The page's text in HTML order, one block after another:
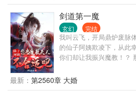
剑道第一魔
玄幻 完结
我叫云飞，开局鼎炉废脉
的仙子阿姨欺凌下，从
你们却让我振兴魔教！？
摆烂应该的吧！
最新： 第2560章 大婚